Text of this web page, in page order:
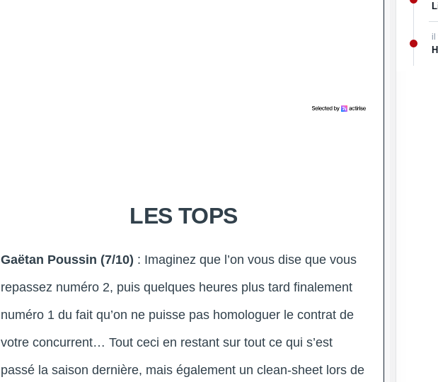
LES TOPS
Gaëtan Poussin (7/10) : Imaginez que l’on vous dise que vous
repassez numéro 2, puis quelques heures plus tard finalement
numéro 1 du fait qu’on ne puisse pas homologuer le contrat de
votre concurrent… Tout ceci en restant sur tout ce qui s’est
passé la saison dernière, mais également un clean-sheet lors de
il